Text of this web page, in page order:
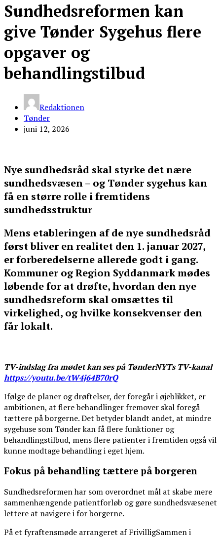
Sundhedsreformen kan
give Tønder Sygehus flere
opgaver og
behandlingstilbud
Redaktionen
Tønder
juni 12, 2026
Nye sundhedsråd skal styrke det nære
sundhedsvæsen – og Tønder sygehus kan
få en større rolle i fremtidens
sundhedsstruktur
Mens etableringen af de nye sundhedsråd
først bliver en realitet den 1. januar 2027,
er forberedelserne allerede godt i gang.
Kommuner og Region Syddanmark mødes
løbende for at drøfte, hvordan den nye
sundhedsreform skal omsættes til
virkelighed, og hvilke konsekvenser den
får lokalt.
TV-indslag fra mødet kan ses på TønderNYTs TV-kanal
https://youtu.be/tW4j64B70rQ
Ifølge de planer og drøftelser, der foregår i øjeblikket, er
ambitionen, at flere behandlinger fremover skal foregå
tættere på borgerne. Det betyder blandt andet, at mindre
sygehuse som Tønder kan få flere funktioner og
behandlingstilbud, mens flere patienter i fremtiden også vil
kunne modtage behandling i eget hjem.
Fokus på behandling tættere på borgeren
Sundhedsreformen har som overordnet mål at skabe mere
sammenhængende patientforløb og gøre sundhedsvæsenet
lettere at navigere i for borgerne.
På et fyraftensmøde arrangeret af FrivilligSammen i